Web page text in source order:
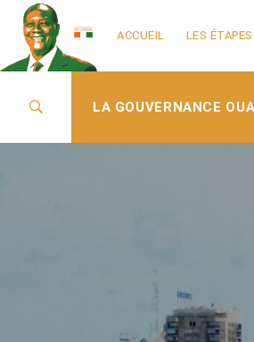
ACCUEIL LES
LA GOUVERNANCE